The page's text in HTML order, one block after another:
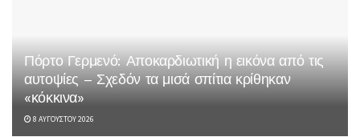
Πόρτο Γερμενό: Αποκαρδιωτική η εικόνα από τις
αυτοψίες – Σχεδόν τα μισά σπίτια κρίθηκαν
«κόκκινα»
8 ΑΥΓΟΎΣΤΟΥ 2026